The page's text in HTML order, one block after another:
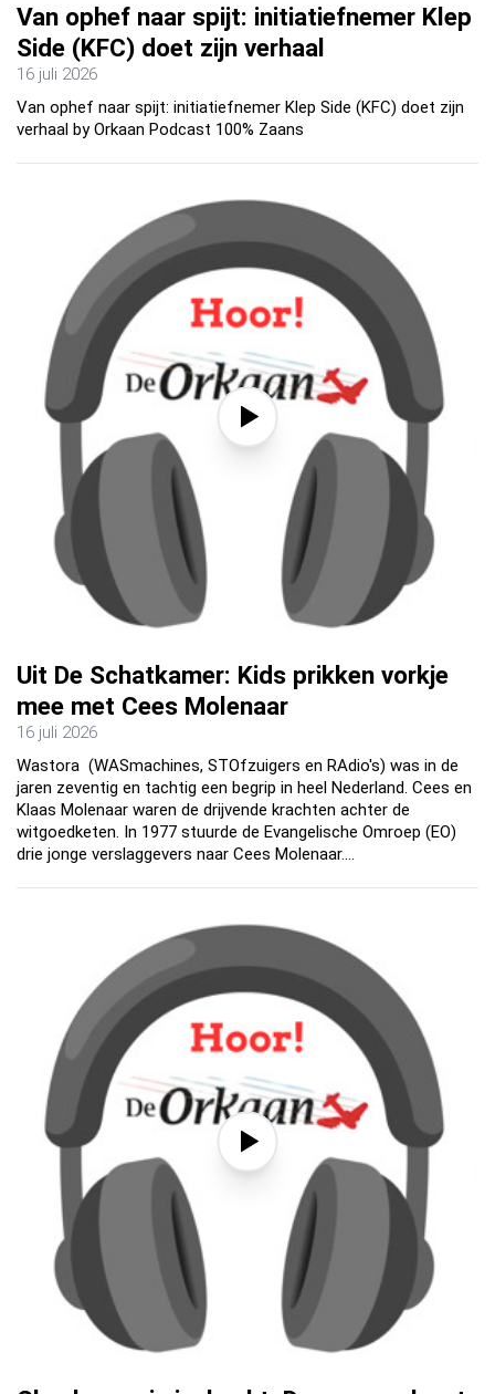
Van ophef naar spijt: initiatiefnemer Klep
Side (KFC) doet zijn verhaal
16 juli 2026
Van ophef naar spijt: initiatiefnemer Klep Side (KFC) doet zijn
verhaal by Orkaan Podcast 100% Zaans
Uit De Schatkamer: Kids prikken vorkje
mee met Cees Molenaar
16 juli 2026
Wastora (WASmachines, STOfzuigers en RAdio's) was in de
jaren zeventig en tachtig een begrip in heel Nederland. Cees en
Klaas Molenaar waren de drijvende krachten achter de
witgoedketen. In 1977 stuurde de Evangelische Omroep (EO)
drie jonge verslaggevers naar Cees Molenaar.…